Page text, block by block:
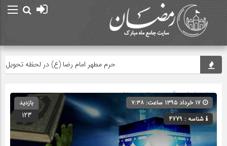
حرم مطهر امام رضا (ع) در لحظه تحویل سال
صفحه اصلی» گروه » دسته‌بندی نشده
شناسه : 4779
بازدید
123